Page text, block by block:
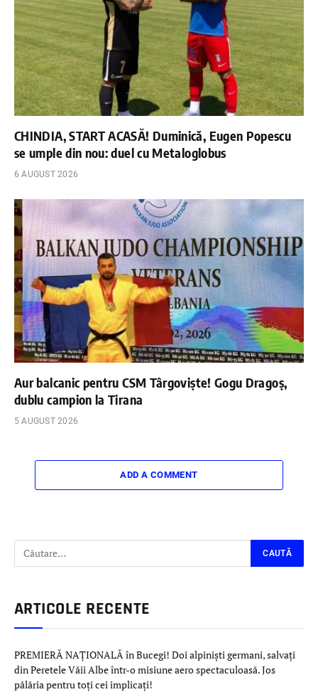
CHINDIA, START ACASĂ! Duminică, Eugen Popescu
se umple din nou: duel cu Metaloglobus
6 AUGUST 2026
Aur balcanic pentru CSM Târgoviște! Gogu Dragoș,
dublu campion la Tirana
5 AUGUST 2026
ADD A COMMENT
ARTICOLE RECENTE
PREMIERĂ NAȚIONALĂ în Bucegi! Doi alpiniști germani, salvați
din Peretele Văii Albe într-o misiune aero spectaculoasă. Jos
pălăria pentru toți cei implicați!